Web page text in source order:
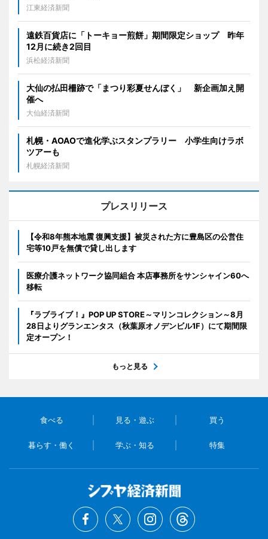
江東経済新聞
遠鉄百貨店に「トーキョー煎餅」期間限定ショップ 昨年
12月に続き2回目
浜松経済新聞
大仙の払田柵跡で「まつり彩夏せんぼく」 新企画加え開
催へ
大仙経済新聞
札幌・AOAOで進化学ぶスタンプラリー 小学生向けラボ
ツアーも
札幌経済新聞
プレスリリース
【令和8年熊本地震 復興支援】被災された方に豊島区の公営住
宅等10戸を無償で貸し出します
医療介護ネットワーク協同組合 本店事務所をサンシャイン60へ
移転
『ラブライブ！』POP UP STORE～マリンコレクション～8月
28日よりグランエンタス（秋葉原オノデンビル1F）にて期間限
定オープン！
もっと見る
食べる 見る・遊ぶ 買う
暮らす・働く 学ぶ・知る 特集